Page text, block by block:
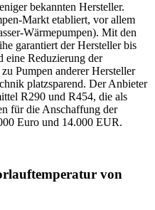
bekannten Hersteller.
Markt etabliert, vor allem
Wärmepumpen). Mit den
garantiert der Hersteller bis
eine Reduzierung der
Pumpen anderer Hersteller
platzsparend. Der Anbieter
R290 und R454, die als
für die Anschaffung der
Euro und 14.000 EUR.
von